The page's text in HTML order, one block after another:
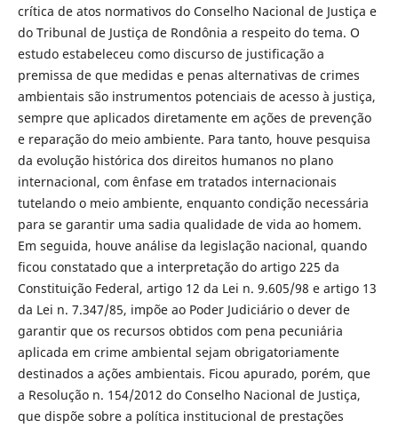
crítica de atos normativos do Conselho Nacional de Justiça e
do Tribunal de Justiça de Rondônia a respeito do tema. O
estudo estabeleceu como discurso de justificação a
premissa de que medidas e penas alternativas de crimes
ambientais são instrumentos potenciais de acesso à justiça,
sempre que aplicados diretamente em ações de prevenção
e reparação do meio ambiente. Para tanto, houve pesquisa
da evolução histórica dos direitos humanos no plano
internacional, com ênfase em tratados internacionais
tutelando o meio ambiente, enquanto condição necessária
para se garantir uma sadia qualidade de vida ao homem.
Em seguida, houve análise da legislação nacional, quando
ficou constatado que a interpretação do artigo 225 da
Constituição Federal, artigo 12 da Lei n. 9.605/98 e artigo 13
da Lei n. 7.347/85, impõe ao Poder Judiciário o dever de
garantir que os recursos obtidos com pena pecuniária
aplicada em crime ambiental sejam obrigatoriamente
destinados a ações ambientais. Ficou apurado, porém, que
a Resolução n. 154/2012 do Conselho Nacional de Justiça,
que dispõe sobre a política institucional de prestações